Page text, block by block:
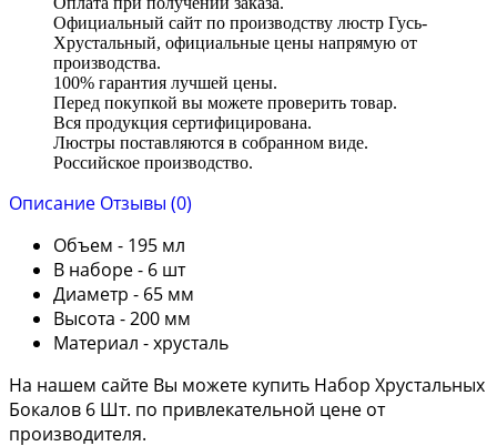
Официальный сайт по производству люстр Гусь-
Хрустальный, официальные цены напрямую от
производства.
100% гарантия лучшей цены.
Перед покупкой вы можете проверить товар.
Вся продукция сертифицирована.
Люстры поставляются в собранном виде.
Российское производство.
Описание Отзывы (0)
Объем - 195 мл
В наборе - 6 шт
Диаметр - 65 мм
Высота - 200 мм
Материал - хрусталь
На нашем сайте Вы можете купить Набор Хрустальных
Бокалов 6 Шт. по привлекательной цене от
производителя.